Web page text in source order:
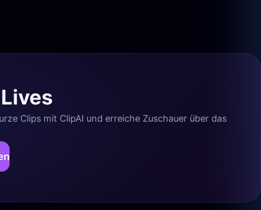
Clips mit ClipAI und erreiche Zuschauer über das